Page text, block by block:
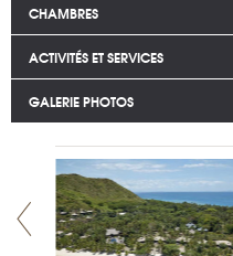
CHAMBRES
ACTIVITÉS ET SERVICES
GALERIE PHOTOS